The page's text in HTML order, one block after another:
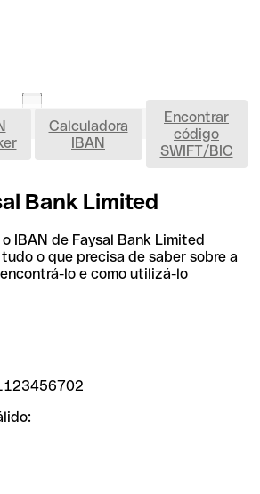
IBAN
Calculadora
IBAN
Encontrar
código
SWIFT/BIC
Bank Limited
IBAN de Faysal Bank Limited
o que precisa de saber sobre a
lo e como utilizá-lo